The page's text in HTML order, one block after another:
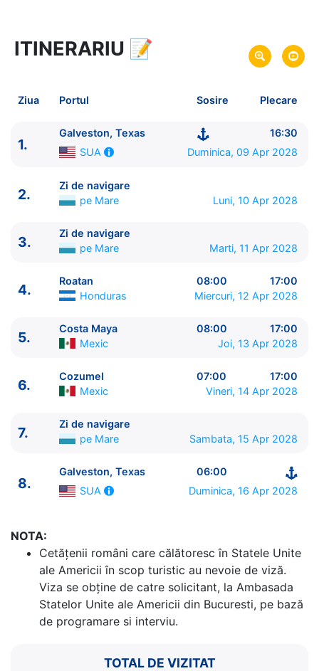
8 zile vacanta de croaziera in
link oferta
Plecare pe 09 Apr 2028 din Galveston, Texas, SUA
Royal Caribbean International
ITINERARIU
----------------------------------------
1. Galveston, Texas
⚓ - 16:30
Zi de navigare pe Mare
4.
Roatan Honduras
08:00 - 17:00
Cozumel Mexic 07:00 - 17:00
7. Zi de navigare
0:00 - 0:00
ITINERARIU 📝
Ziua Portul Sosire Plecare
1.
Galveston, Texas
16:30
SUA
Duminica, 09 Apr 2028
2.
Zi de navigare
pe Mare
Luni, 10 Apr 2028
3.
Zi de navigare
pe Mare
Marti, 11 Apr 2028
4.
Roatan 08:00
17:00
Honduras
Miercuri, 12 Apr 2028
5.
Costa Maya 08:00
17:00
Mexic
Joi, 13 Apr 2028
6.
Cozumel 07:00
17:00
Mexic
Vineri, 14 Apr 2028
7.
Zi de navigare
pe Mare
Sambata, 15 Apr 2028
8.
Galveston, Texas
06:00
SUA
Duminica, 16 Apr 2028
NOTA:
Cetăţenii români care călătoresc în Statele Unite
ale Americii în scop turistic au nevoie de viză.
Viza se obține de catre solicitant, la Ambasada
Statelor Unite ale Americii din Bucuresti, pe bază
de programare si interviu.
TOTAL DE VIZITAT